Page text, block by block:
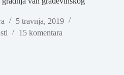
5 travnja, 2019
15 komentara